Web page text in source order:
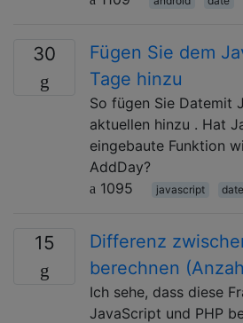
30
Fügen Sie dem
Tage hinzu
So fügen Sie Datemit
aktuellen hinzu . Hat
eingebaute Funktion
AddDay?
1095
javascript date
15
Differenz
berechnen
Ich sehe, dass diese
JavaScript und PHP